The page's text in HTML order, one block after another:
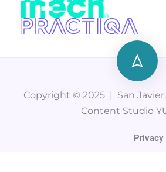
Copyright © 2025 | San
Content Studio
Privacy